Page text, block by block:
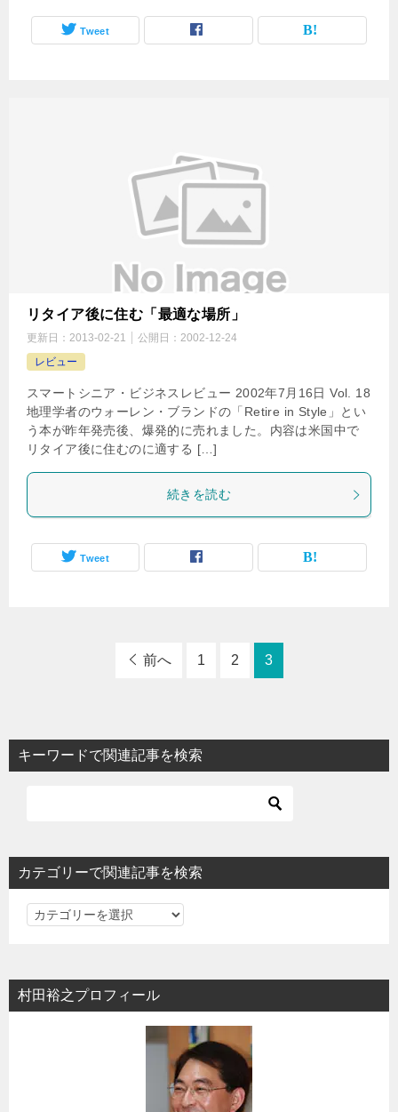
Tweet
リタイア後に住む「最適な場所」
更新日： 2013-02-21 公開日： 2002-12-24
レビュー
スマートシニア・ビジネスレビュー 2002年7月16日 Vol. 18
地理学者のウォーレン・ブランドの「Retire in Style」とい
う本が昨年発売後、爆発的に売れました。内容は米国中で
リタイア後に住むのに適する […]
続きを読む
Tweet
前へ 1 2 3
キーワードで関連記事を検索
カテゴリーで関連記事を検索
カ
リ
ー
村田裕之プロフィール